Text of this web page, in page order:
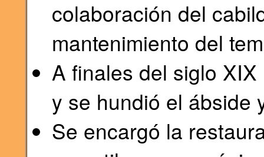
colaboración del
mantenimiento del
A finales del siglo
y se hundió el ábside
Se encargó la